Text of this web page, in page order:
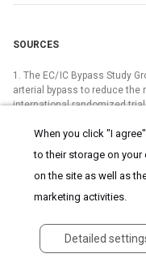
SOURCES
1. The EC/ IC Bypass Study
arterial bypass to reduce
international randomized
2. Schmiedek P, Piepgras A,
bypass surgery in patients
ischemia. J Neurosurg 1994;
3. Garrett MC, Komotar RJ,
of symptomatic
disease: a systematic
When you click "I
to their storage on your
on the site as well as
marketing activities.
Detailed